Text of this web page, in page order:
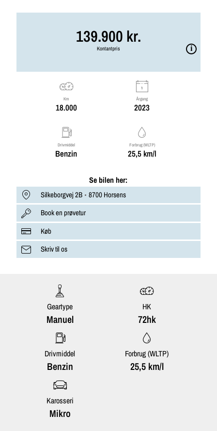
139.900 kr.
Kontantpris
Km
18.000
Årgang
2023
Drivmiddel
Benzin
Forbrug (WLTP)
25,5 km/l
Se bilen her:
Silkeborgvej 2B
8700 Horsens
Book en prøvetur
Køb
Skriv til os
Geartype
Manuel
HK
72hk
Drivmiddel
Benzin
Forbrug (WLTP)
25,5 km/l
Karosseri
Mikro